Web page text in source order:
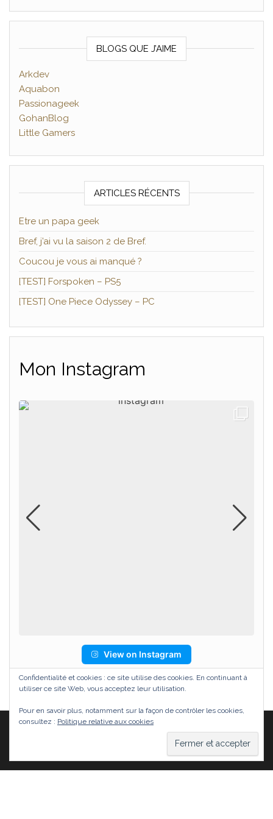
BLOGS QUE J’AIME
Arkdev
Aquabon
Passionageek
GohanBlog
Little Gamers
ARTICLES RÉCENTS
Etre un papa geek
Bref, j’ai vu la saison 2 de Bref.
Coucou je vous ai manqué ?
[TEST] Forspoken – PS5
[TEST] One Piece Odyssey – PC
Mon Instagram
View on Instagram
WordPress |Thème :Head
Confidentialité et cookies : ce site utilise des cookies. En continuant à
utiliser ce site Web, vous acceptez leur utilisation.
Pour en savoir plus, notamment sur la façon de contrôler les cookies,
consultez : Politique relative aux cookies